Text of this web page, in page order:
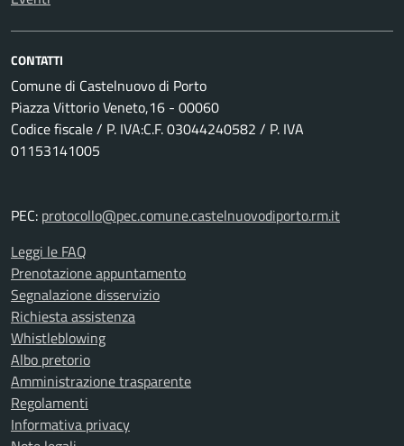
CONTATTI
Comune di Castelnuovo di Porto
Piazza Vittorio Veneto,16 - 00060
Codice fiscale / P. IVA:C.F. 03044240582 / P. IVA
01153141005
PEC: protocollo@pec.comune.castelnuovodiporto.rm.it
Leggi le FAQ
Prenotazione appuntamento
Segnalazione disservizio
Richiesta assistenza
Whistleblowing
Albo pretorio
Amministrazione trasparente
Regolamenti
Informativa privacy